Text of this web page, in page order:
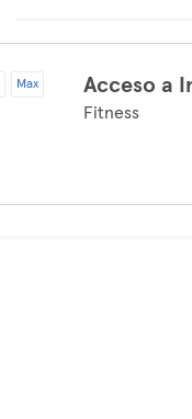
Max Acceso a
Fitness